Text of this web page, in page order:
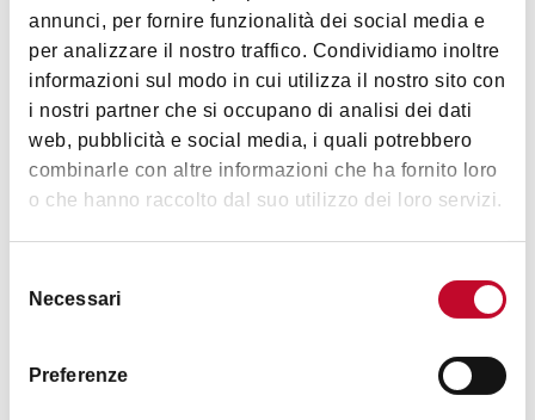
annunci, per fornire funzionalità dei social media e
per analizzare il nostro traffico. Condividiamo inoltre
informazioni sul modo in cui utilizza il nostro sito con
i nostri partner che si occupano di analisi dei dati
web, pubblicità e social media, i quali potrebbero
combinarle con altre informazioni che ha fornito loro
o che hanno raccolto dal suo utilizzo dei loro servizi.
delNecessari
Preferenze
Frida nel Parco 2026
15 Maggio 2026 - 27 Settembre 2026
BOLOGNA